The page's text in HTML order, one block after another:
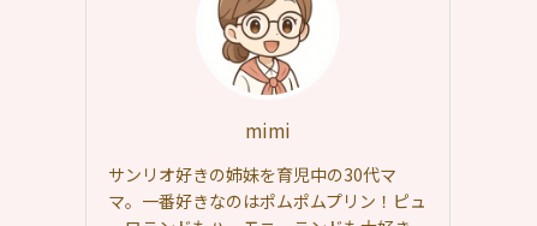
mimi
サンリオ好きの姉妹を育児中の30代マ
マ。一番好きなのはポムポムプリン！ピュ